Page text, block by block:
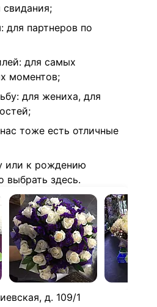
для партнеров по
для самых
моментов;
для жениха, для
тоже есть отличные
или к рождению
здесь.
д. 109/1